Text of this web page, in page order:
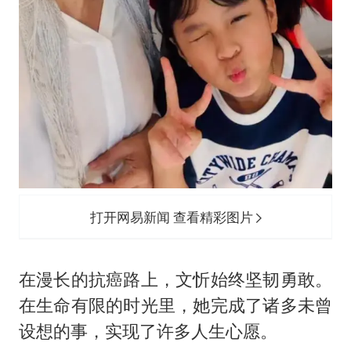
打开网易新闻 查看精彩图片
在漫长的抗癌路上，文忻始终坚韧勇敢。
在生命有限的时光里，她完成了诸多未曾
设想的事，实现了许多人生心愿。